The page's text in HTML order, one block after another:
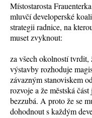
Místostarosta
mluvčí developerské
strategii radnice, na
muset zvyknout:
za všech okolností tvrdit,
výstavby rozhoduje
závazným stanoviskem
rozvoje a že městská
bezzubá. A proto že se
dohodnout s každým